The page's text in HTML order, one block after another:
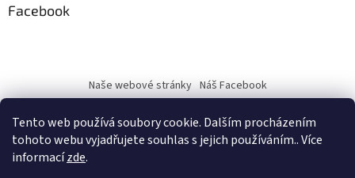
Tento web používá soubory cookie. Dalším procházením
tohoto webu vyjadřujete souhlas s jejich používáním.. Více
informacízde.
Facebook
Naše webové stránky Náš Facebook